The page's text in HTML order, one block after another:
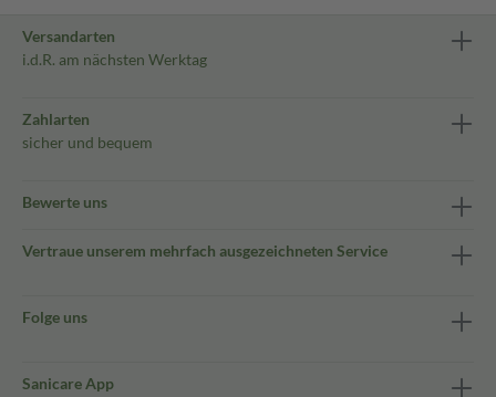
Versandarten
i.d.R. am nächsten Werktag
Zahlarten
sicher und bequem
Bewerte uns
Vertraue unserem mehrfach ausgezeichneten Service
Folge uns
Sanicare App